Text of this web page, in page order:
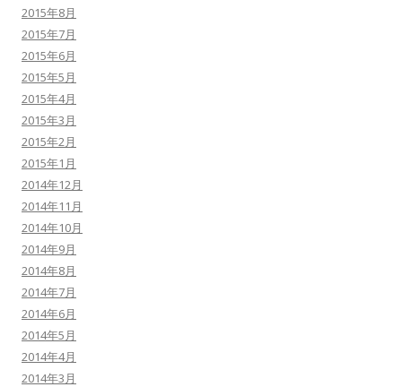
2015年8月
2015年7月
2015年6月
2015年5月
2015年4月
2015年3月
2015年2月
2015年1月
2014年12月
2014年11月
2014年10月
2014年9月
2014年8月
2014年7月
2014年6月
2014年5月
2014年4月
2014年3月